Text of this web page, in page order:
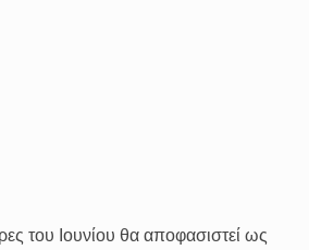
του Ιουνίου θα αποφασιστεί ως